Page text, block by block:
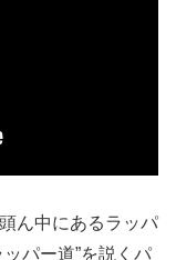
ん中にあるラッパ
パー道”を説くパ